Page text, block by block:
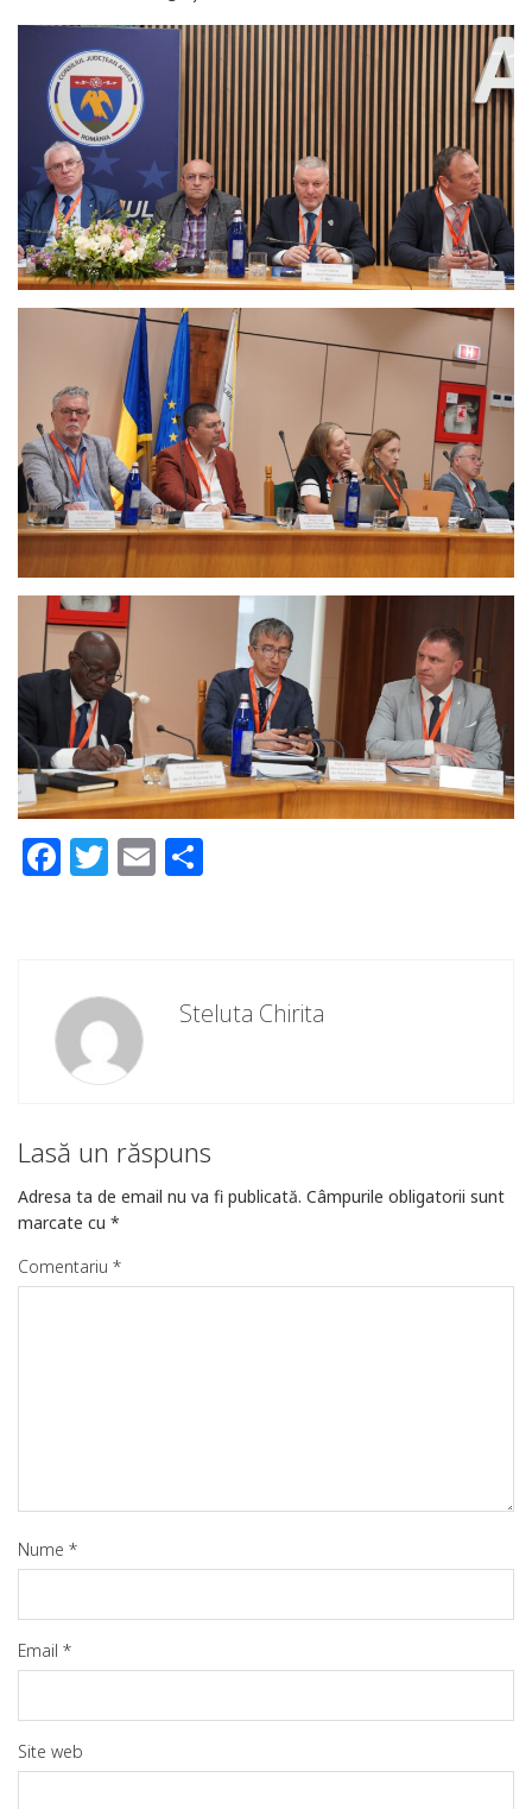
Facebook
Twitter
Email
Steluta Chirita
Lasă un răspuns
Adresa ta de email nu va fi publicată. Câmpurile obligatorii sunt
marcate cu *
Comentariu *
Nume *
Email *
Site web